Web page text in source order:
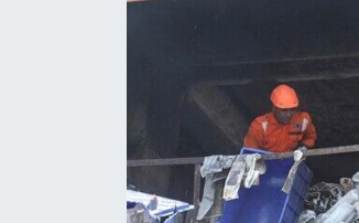
Manşet Altı